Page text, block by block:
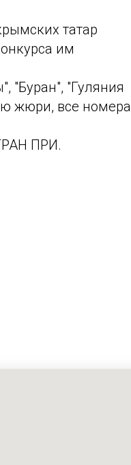
татар
им
"Буран", "Гуляния
жюри, все номера
ПРИ.